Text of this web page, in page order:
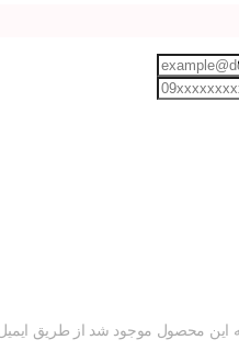
این محصول موجود شد از طریق